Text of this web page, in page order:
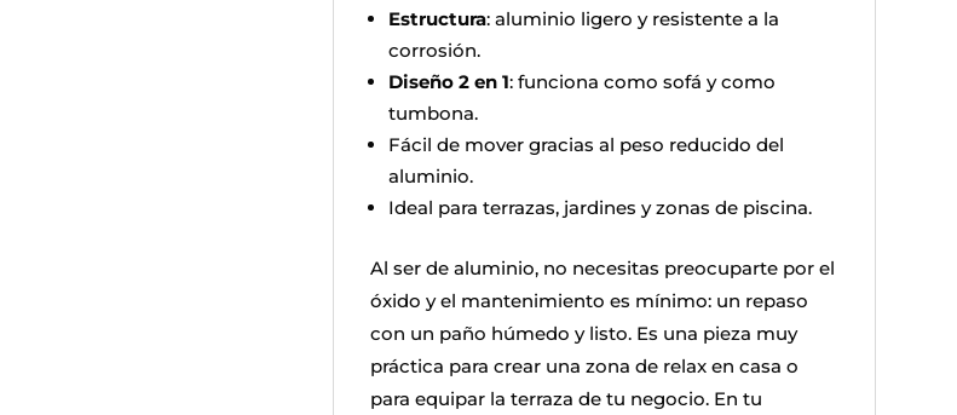
Estructura: aluminio ligero y resistente a la
corrosión.
Diseño 2 en 1: funciona como sofá y como
tumbona.
Fácil de mover gracias al peso reducido del
aluminio.
Ideal para terrazas, jardines y zonas de piscina.
Al ser de aluminio, no necesitas preocuparte por el
óxido y el mantenimiento es mínimo: un repaso
con un paño húmedo y listo. Es una pieza muy
práctica para crear una zona de relax en casa o
para equipar la terraza de tu negocio. En tu